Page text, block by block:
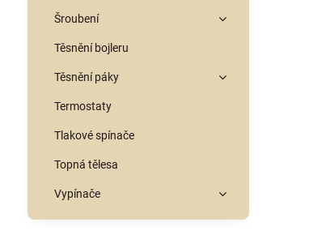
Šroubení
Těsnění bojleru
Těsnění páky
Termostaty
Tlakové spínače
Topná tělesa
Vypínače